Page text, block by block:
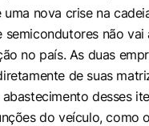
nova crise na
não vai
no país. As duas
de suas
desses
do veículo, como o